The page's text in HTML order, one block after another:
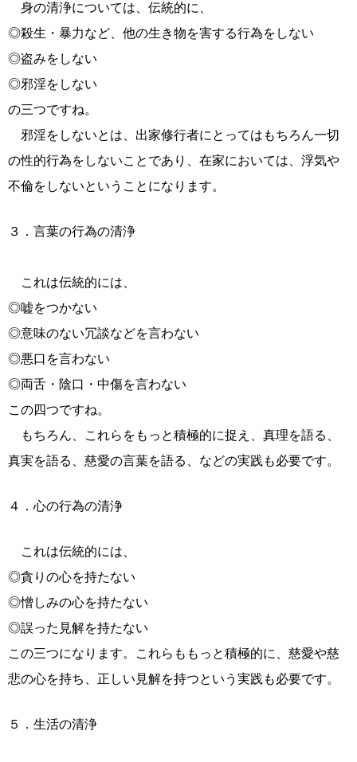
身の清浄については、伝統的に、
◎殺生・暴力など、他の生き物を害する行為をしない
◎盗みをしない
◎邪淫をしない
の三つですね。
邪淫をしないとは、出家修行者にとってはもちろん一切
の性的行為をしないことであり、在家においては、浮気や
不倫をしないということになります。
３．言葉の行為の清浄
これは伝統的には、
◎嘘をつかない
◎意味のない冗談などを言わない
◎悪口を言わない
◎両舌・陰口・中傷を言わない
この四つですね。
もちろん、これらをもっと積極的に捉え、真理を語る、
真実を語る、慈愛の言葉を語る、などの実践も必要です。
４．心の行為の清浄
これは伝統的には、
◎貪りの心を持たない
◎憎しみの心を持たない
◎誤った見解を持たない
この三つになります。これらももっと積極的に、慈愛や慈
悲の心を持ち、正しい見解を持つという実践も必要です。
５．生活の清浄